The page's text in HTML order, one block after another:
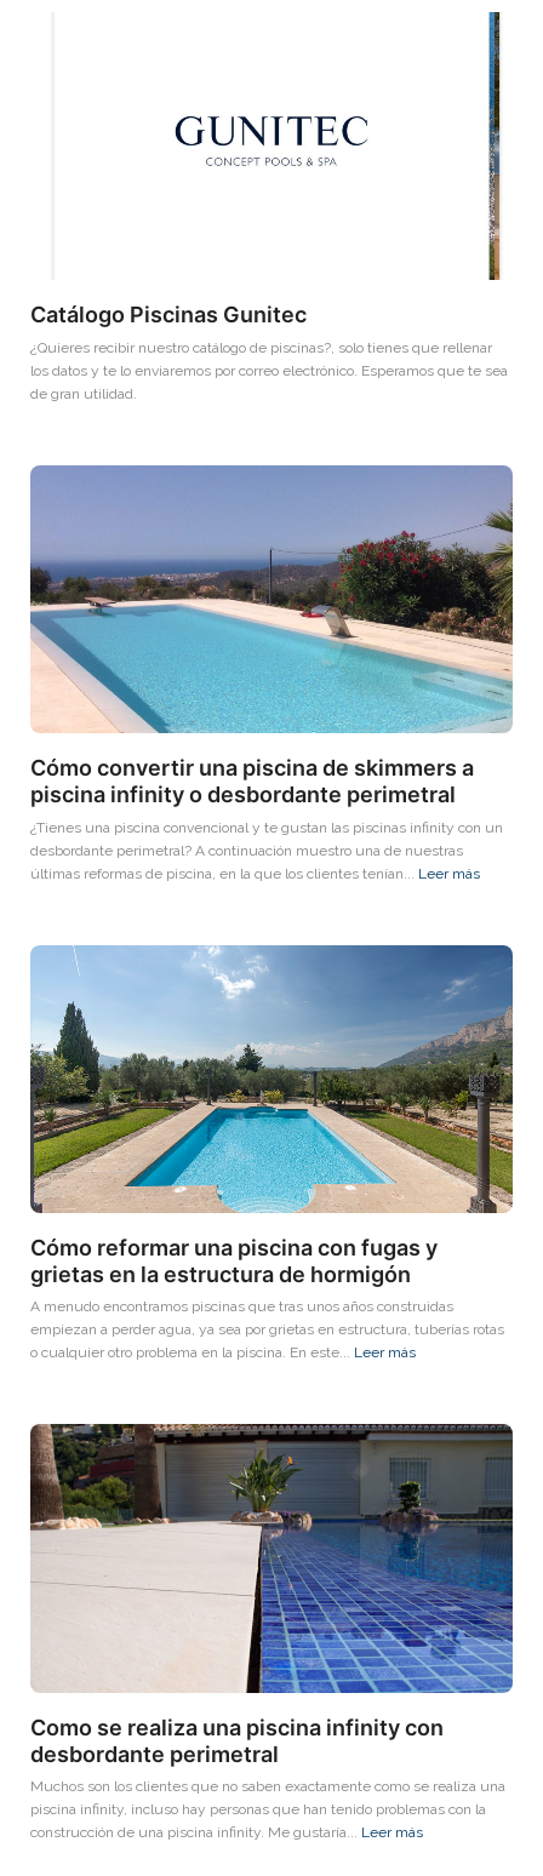
Catálogo Piscinas Gunitec
¿Quieres recibir nuestro catálogo de piscinas?, solo tienes que rellenar
los datos y te lo enviaremos por correo electrónico. Esperamos que te sea
de gran utilidad.
Cómo convertir una piscina de skimmers a
piscina infinity o desbordante perimetral
¿Tienes una piscina convencional y te gustan las piscinas infinity con un
desbordante perimetral? A continuación muestro una de nuestras
últimas reformas de piscina, en la que los clientes tenían... Leer más
Cómo reformar una piscina con fugas y
grietas en la estructura de hormigón
A menudo encontramos piscinas que tras unos años construidas
empiezan a perder agua, ya sea por grietas en estructura, tuberías rotas
o cualquier otro problema en la piscina. En este... Leer más
Como se realiza una piscina infinity con
desbordante perimetral
Muchos son los clientes que no saben exactamente como se realiza una
piscina infinity, incluso hay personas que han tenido problemas con la
construcción de una piscina infinity. Me gustaría... Leer más